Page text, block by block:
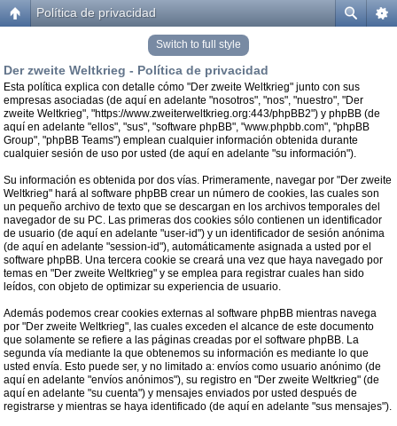
Política de privacidad
Switch to full style
Der zweite Weltkrieg - Política de privacidad
Esta política explica con detalle cómo "Der zweite Weltkrieg" junto con sus
empresas asociadas (de aquí en adelante "nosotros", "nos", "nuestro", "Der
zweite Weltkrieg", "https://www.zweiterweltkrieg.org:443/phpBB2") y phpBB (de
aquí en adelante "ellos", "sus", "software phpBB", "www.phpbb.com", "phpBB
Group", "phpBB Teams") emplean cualquier información obtenida durante
cualquier sesión de uso por usted (de aquí en adelante "su información").
Su información es obtenida por dos vías. Primeramente, navegar por "Der zweite
Weltkrieg" hará al software phpBB crear un número de cookies, las cuales son
un pequeño archivo de texto que se descargan en los archivos temporales del
navegador de su PC. Las primeras dos cookies sólo contienen un identificador
de usuario (de aquí en adelante "user-id") y un identificador de sesión anónima
(de aquí en adelante "session-id"), automáticamente asignada a usted por el
software phpBB. Una tercera cookie se creará una vez que haya navegado por
temas en "Der zweite Weltkrieg" y se emplea para registrar cuales han sido
leídos, con objeto de optimizar su experiencia de usuario.
Además podemos crear cookies externas al software phpBB mientras navega
por "Der zweite Weltkrieg", las cuales exceden el alcance de este documento
que solamente se refiere a las páginas creadas por el software phpBB. La
segunda vía mediante la que obtenemos su información es mediante lo que
usted envía. Esto puede ser, y no limitado a: envíos como usuario anónimo (de
aquí en adelante "envíos anónimos"), su registro en "Der zweite Weltkrieg" (de
aquí en adelante "su cuenta") y mensajes enviados por usted después de
registrarse y mientras se haya identificado (de aquí en adelante "sus mensajes").